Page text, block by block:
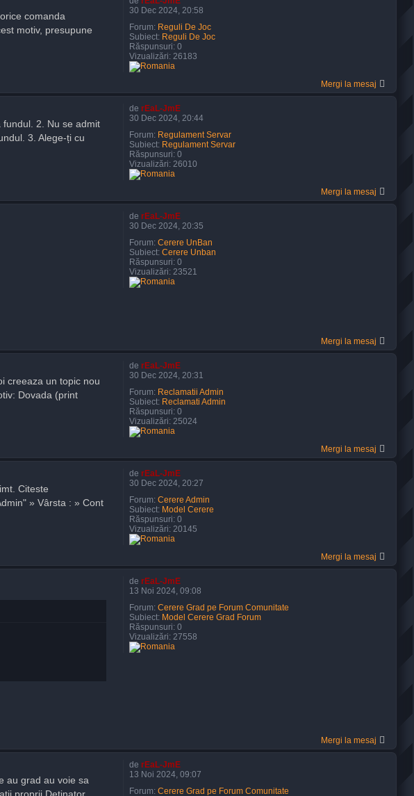
30 Dec 2024, 20:58
Forum: Reguli De Joc
Subiect: Reguli De Joc
Răspunsuri:0
Vizualizări: 26183
comanda
motiv, presupune
Mergi la mesaj
derEaL-JmE
30 Dec 2024, 20:44
Forum: Regulament Servar
Subiect: Regulament Servar
Răspunsuri:0
Vizualizări: 26010
fundul. 2. Nu se admit
3. Alege-ți cu
Mergi la mesaj
derEaL-JmE
30 Dec 2024, 20:35
Forum:Cerere UnBan
Subiect:Cerere Unban
Răspunsuri:0
Vizualizări: 23521
Mergi la mesaj
derEaL-JmE
30 Dec 2024, 20:31
Forum: Reclamatii Admin
Subiect: Reclamati Admin
Răspunsuri:0
Vizualizări:25024
creeaza un topic nou
Dovada (print
Mergi la mesaj
derEaL-JmE
30 Dec 2024, 20:27
Forum:Cerere Admin
Subiect: Model Cerere
Răspunsuri:0
Vizualizări:20145
Citeste
» Vârsta : » Cont
Mergi la mesaj
derEaL-JmE
13 Noi 2024, 09:08
Forum:Cerere Grad pe Forum Comunitate
Subiect: Model Cerere Grad Forum
Răspunsuri:0
Vizualizări:27558
Mergi la mesaj
derEaL-JmE
13 Noi 2024, 09:07
Forum:Cerere Grad pe Forum Comunitate
au grad au voie sa